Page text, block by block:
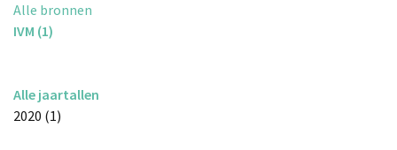
Alle bronnen
IVM (1)
Alle jaartallen
2020 (1)